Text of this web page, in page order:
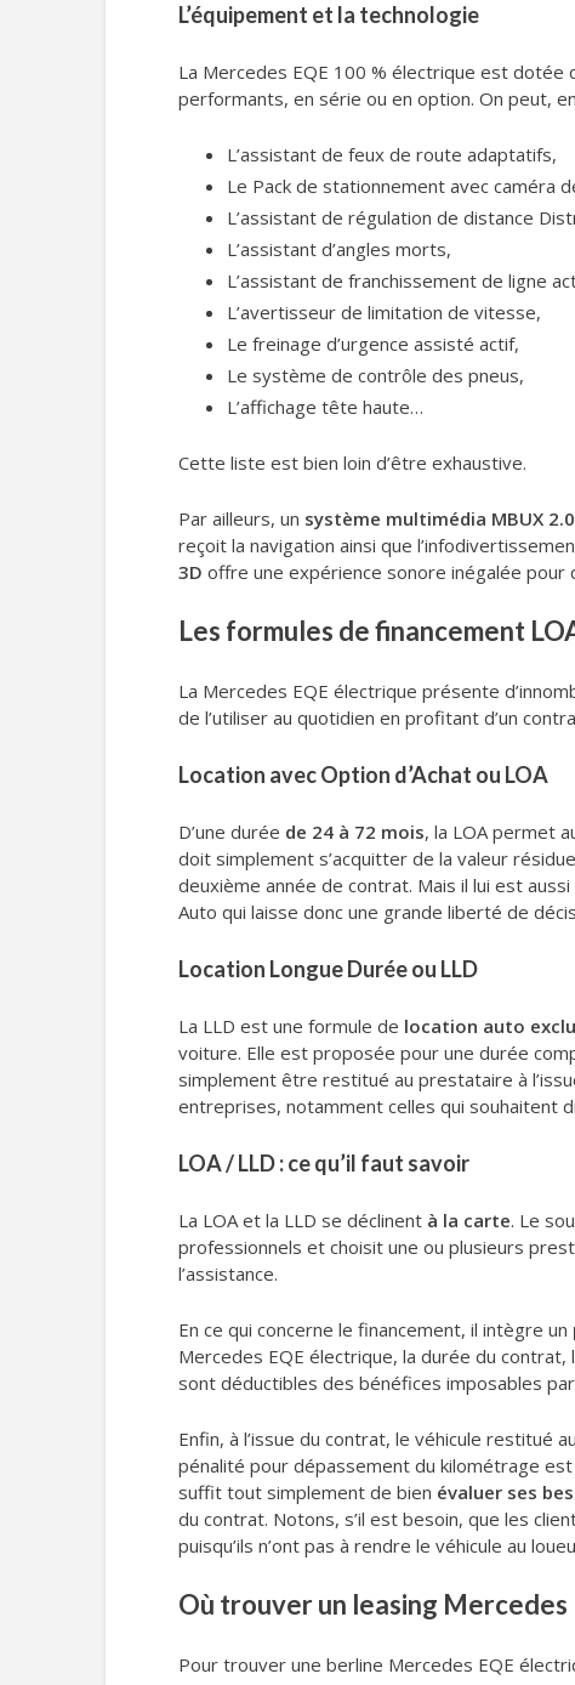
L’équipement et la technologie
La Mercedes EQE 100 % électrique est dotée
performants, en série ou en option. On peut,
L’assistant de feux de route adaptatifs,
Le Pack de stationnement avec caméra
L’assistant de régulation de distance
L’assistant d’angles morts,
L’assistant de franchissement de ligne
L’avertisseur de limitation de vitesse,
Le freinage d’urgence assisté actif,
Le système de contrôle des pneus,
L’affichage tête haute…
Cette liste est bien loin d’être exhaustive.
Par ailleurs, un système multimédia MBUX 2.0
reçoit la navigation ainsi que
3D offre une expérience sonore inégalée
Les formules de financement
La Mercedes EQE électrique présente
de l’utiliser au quotidien en profitant d’un
Location avec Option d’Achat ou LOA
D’une durée de 24 à 72 mois, la LOA permet
doit simplement s’acquitter de la valeur
deuxième année de contrat. Mais il lui est
Auto qui laisse donc une grande liberté de
Location Longue Durée ou LLD
La LLD est une formule de location auto
voiture. Elle est proposée pour une durée
simplement être restitué au prestataire à
entreprises, notamment celles qui souhaitent
LOA / LLD : ce qu’il faut savoir
La LOA et la LLD se déclinent à la carte. Le
professionnels et choisit une ou plusieurs
l’assistance.
En ce qui concerne le financement, il intègre un
Mercedes EQE électrique, la durée du
sont déductibles des bénéfices imposables
Enfin, à l’issue du contrat, le véhicule restitué
pénalité pour dépassement du kilométrage
suffit tout simplement de bien évaluer ses
du contrat. Notons, s’il est besoin, que les
puisqu’ils n’ont pas à rendre le véhicule au
Où trouver un leasing Mercedes
Pour trouver une berline Mercedes EQE